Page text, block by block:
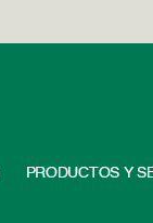
PRODUCTOS Y